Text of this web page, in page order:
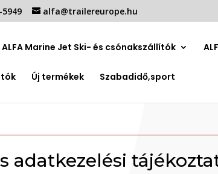
alfa@trailereurope.hu
ALFA Marine Jet Ski- és csónakszállítók
Új termékek Szabadidő,sport
adatkezelési